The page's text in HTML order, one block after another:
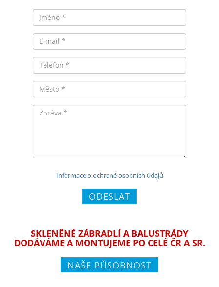
Informace o ochraně osobních údajů
ODESLAT
SKLENĚNÉ ZÁBRADLÍ A BALUSTRÁDY
DODÁVÁME A MONTUJEME PO CELÉ ČR A SR.
NAŠE PŮSOBNOST